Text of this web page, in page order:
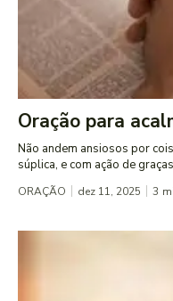
Oração para
Não andem ansiosos por
súplica, e com ação de
ORAÇÃO dez 11, 2025 3